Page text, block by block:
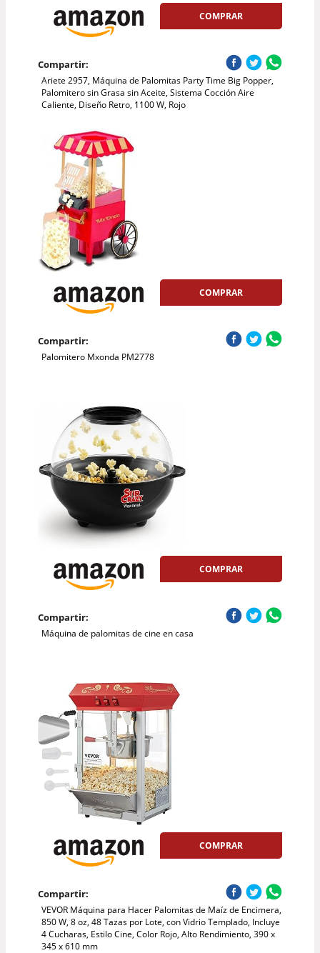
COMPRAR
Compartir:
Ariete 2957, Máquina de Palomitas Party Time Big Popper,
Palomitero sin Grasa sin Aceite, Sistema Cocción Aire
Caliente, Diseño Retro, 1100 W, Rojo
COMPRAR
Compartir:
Palomitero Mxonda PM2778
COMPRAR
Compartir:
Máquina de palomitas de cine en casa
COMPRAR
Compartir:
VEVOR Máquina para Hacer Palomitas de Maíz de Encimera,
850 W, 8 oz, 48 Tazas por Lote, con Vidrio Templado, Incluye
4 Cucharas, Estilo Cine, Color Rojo, Alto Rendimiento, 390 x
345 x 610 mm